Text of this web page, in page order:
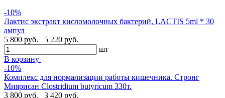
-10%
Лактис экстракт кисломолочных бактерий, LACTIS 5ml * 30
ампул
5 800 руб.
5 220 руб.
шт
В корзину
-10%
Комплекс для нормализации работы кишечника. Стронг
Миярисан Clostridium butyricum 330т.
3 800 руб.
3 420 руб.